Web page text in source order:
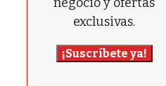
exclusivas.
¡Suscríbete ya!